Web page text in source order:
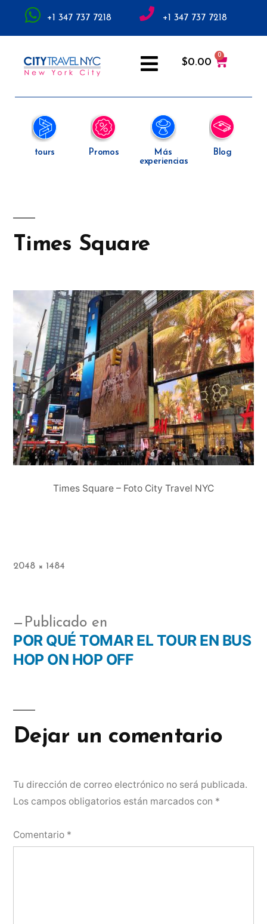
+1 347 737 7218 +1 347 737 7218
$0.00
tours Promos
Más
experiencias
Blog
Times Square
Times Square – Foto City Travel NYC
2048 × 1484
Publicado en
POR QUÉ TOMAR EL TOUR EN BUS
HOP ON HOP OFF
Dejar un comentario
Tu dirección de correo electrónico no será publicada.
Los campos obligatorios están marcados con *
Comentario *